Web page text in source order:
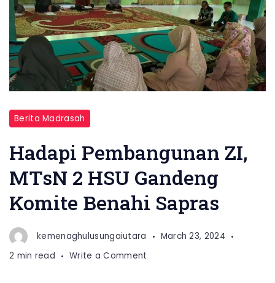
Berita Madrasah
Hadapi Pembangunan ZI,
MTsN 2 HSU Gandeng
Komite Benahi Sapras
kemenaghulusungaiutara
March 23, 2024
2 min read
Write a Comment